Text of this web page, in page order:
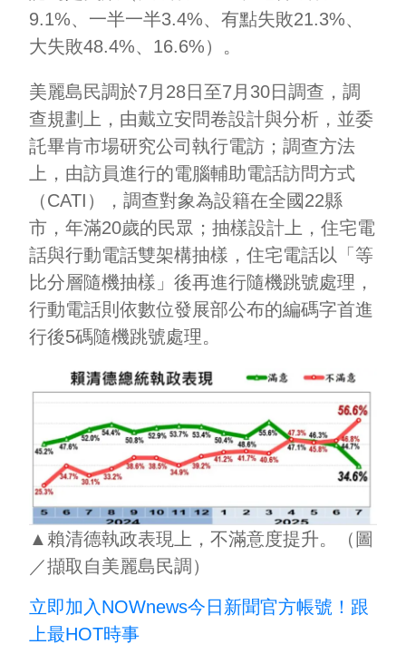
9.1%、一半一半3.4%、有點失敗21.3%、
大失敗48.4%、16.6%）。
美麗島民調於7月28日至7月30日調查，調
查規劃上，由戴立安問卷設計與分析，並委
託畢肯市場研究公司執行電訪；調查方法
上，由訪員進行的電腦輔助電話訪問方式
（CATI），調查對象為設籍在全國22縣
市，年滿20歲的民眾；抽樣設計上，住宅電
話與行動電話雙架構抽樣，住宅電話以「等
比分層隨機抽樣」後再進行隨機跳號處理，
行動電話則依數位發展部公布的編碼字首進
行後5碼隨機跳號處理。
▲賴清德執政表現上，不滿意度提升。（圖
／擷取自美麗島民調）
立即加入NOWnews今⽇新聞官⽅帳號！跟
上最HOT時事